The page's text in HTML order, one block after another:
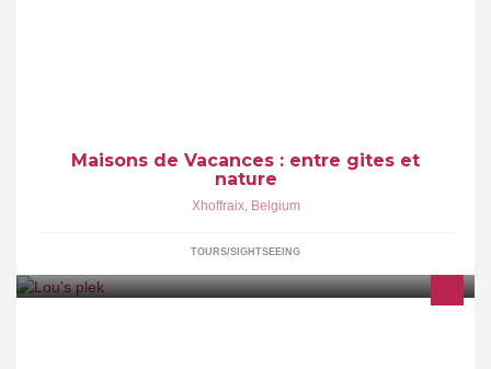
Maisons de Vacances : entre gites et
nature
Xhoffraix, Belgium
TOURS/SIGHTSEEING